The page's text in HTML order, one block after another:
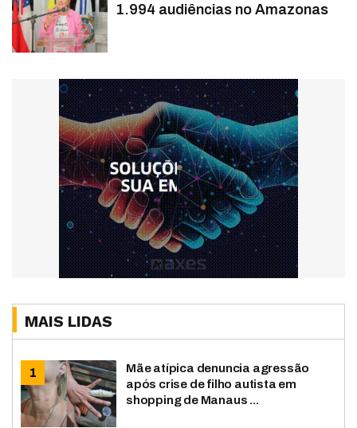
1.994 audiências no Amazonas
MAIS LIDAS
Mãe atípica denuncia agressão
após crise de filho autista em
shopping de Manaus ...